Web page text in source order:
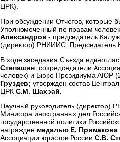
ЦРК).
При обсуждении Отчетов, которые
Уполномоченный по правам
Александров - председатель
(директор) РНИИИС, Председатель
В ходе заседания Съезда
Степашин; сопредседатели
человек) и Бюро Президиума АЮР
Груздев; утвержден состав
ЦРК С.М. Шахрай.
Научный руководитель (директор)
Министра иностранных дел
государственной политики
награжден медалью Е. Примакова
Ассоциации юристов России С.В.